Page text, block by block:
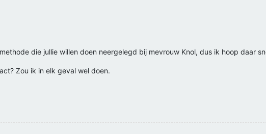
die jullie willen doen neergelegd bij mevrouw Knol, dus ik hoop daar
Zou ik in elk geval wel doen.